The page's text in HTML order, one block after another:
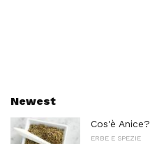
Newest
Cos'è Anice?
ERBE E SPEZIE